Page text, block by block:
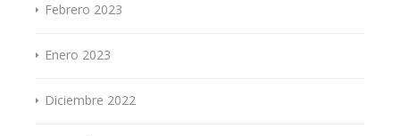
Febrero 2023
Enero 2023
Diciembre 2022